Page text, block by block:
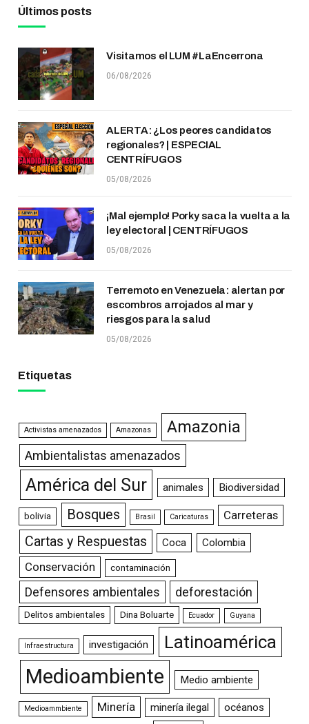
Últimos posts
Visitamos el LUM #LaEncerrona
06/08/2026
ALERTA: ¿Los peores candidatos
regionales? | ESPECIAL
CENTRÍFUGOS
05/08/2026
¡Mal ejemplo! Porky saca la vuelta a la
ley electoral | CENTRÍFUGOS
05/08/2026
Terremoto en Venezuela: alertan por
escombros arrojados al mar y
riesgos para la salud
05/08/2026
Etiquetas
Activistas amenazados Amazonas Amazonia
Ambientalistas amenazados
América del Sur animales Biodiversidad
bolivia Bosques Brasil Caricaturas Carreteras
Cartas y Respuestas Coca Colombia
Conservación contaminación
Defensores ambientales deforestación
Delitos ambientales Dina Boluarte Ecuador Guyana
Infraestructura investigación Latinoamérica
Medioambiente Medio ambiente
Medioammbiente Minería minería ilegal océanos